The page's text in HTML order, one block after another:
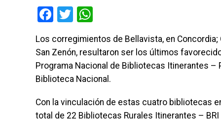
Facebook
Twitter
Los corregimientos de Bellavista, en Concordia;
San Zenón, resultaron ser los últimos
Programa Nacional de Bibliotecas Itinerantes
Biblioteca Nacional.
Con la vinculación de estas cuatro bibliotecas
total de 22 Bibliotecas Rurales Itinerantes –